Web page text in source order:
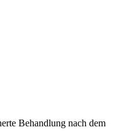
Behandlung nach dem